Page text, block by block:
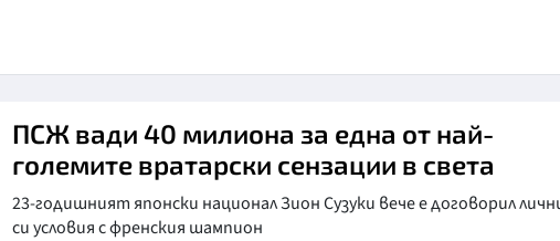
ТЕХНОЛОГИИ
ДА!НА
ДА! НА
ПСЖ вади 40 милиона за една от най-
големите вратарски сензации в света
23-годишният японски национал Зион Сузуки вече е договорил
си условия с френския шампион